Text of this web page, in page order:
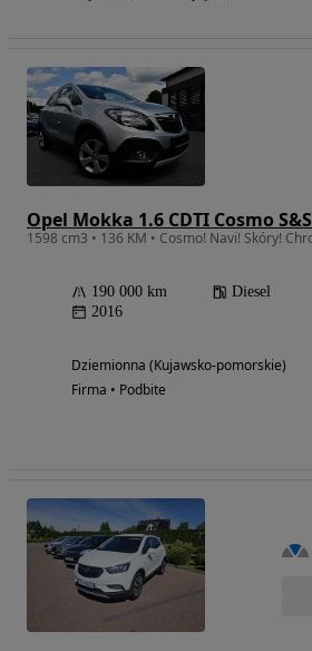
Opel Mokka 1.6 CDTI Cosmo S&S
190 000 km Diesel
2016
Dziemionna (Kujawsko-pomorskie)
Firma • Podbite